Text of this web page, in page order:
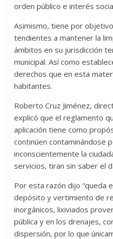
orden público e interés
Asimismo, tiene por
tendientes a mantener la
ámbitos en su jurisdicción
municipal. Así como
derechos que en esta
habitantes.
Roberto Cruz Jiménez,
explicó que el reglamento
aplicación tiene como
continúen contaminándose
inconscientemente la
servicios, tiran sin saber el
Por esta razón dijo “queda
depósito y vertimiento de
inorgánicos, lixiviados
pública y en los drenajes,
dispersión, por lo que